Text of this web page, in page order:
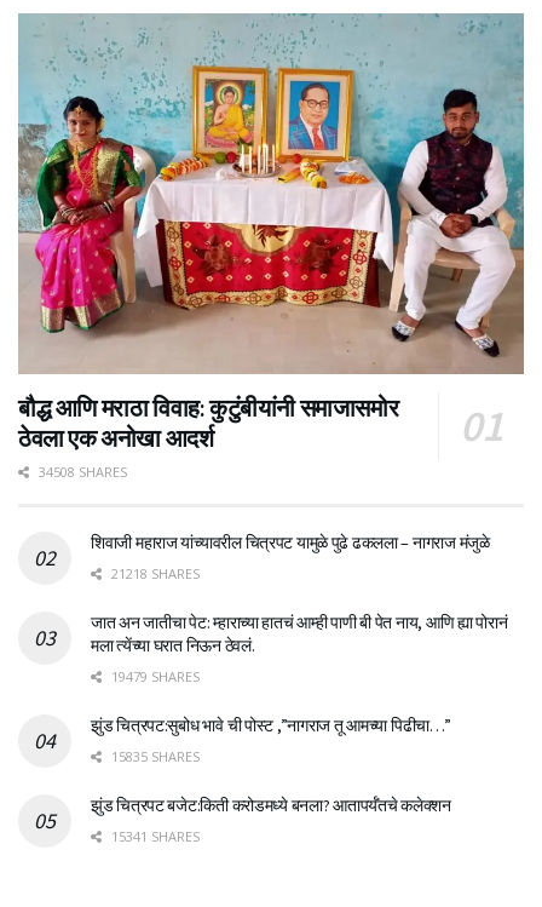
बौद्ध आणि मराठा विवाह: कुटुंबीयांनी समाजासमोर
ठेवला एक अनोखा आदर्श
34508 SHARES
शिवाजी महाराज यांच्यावरील चित्रपट यामुळे पुढे ढकलला – नागराज मंजुळे
21218 SHARES
जात अन जातीचा पेट: म्हाराच्या हातचं आम्ही पाणी बी पेत नाय, आणि ह्या पोरानं
मला त्येंच्या घरात निऊन ठेवलं.
19479 SHARES
झुंड चित्रपट:सुबोध भावे ची पोस्ट ,”नागराज तू आमच्या पिढीचा…”
15835 SHARES
झुंड चित्रपट बजेट:किती करोडमध्ये बनला? आतापर्यँतचे कलेक्शन
15341 SHARES